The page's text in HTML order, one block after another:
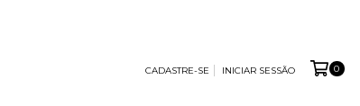
CADASTRE-SE INICIAR SESSÃO 0